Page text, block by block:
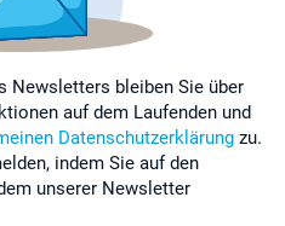
Newsletters bleiben Sie über
auf dem Laufenden und
Datenschutzerklärung zu.
indem Sie auf den
unserer Newsletter